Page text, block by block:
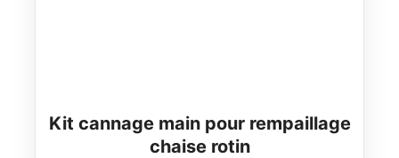
Kit cannage main pour rempaillage
chaise rotin